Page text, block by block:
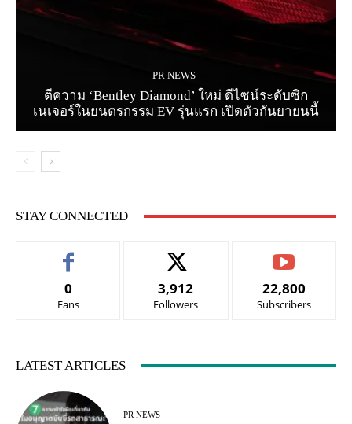
PR NEWS
ตีความ ‘Bentley Diamond’ ใหม่ ดีไซน์ระดับซิก
เนเจอร์ในยนตรกรรม EV รุ่นแรก เปิดตัวกันยายนนี้
STAY CONNECTED
0
Fans
3,912
Followers
22,800
Subscribers
LATEST ARTICLES
PR NEWS